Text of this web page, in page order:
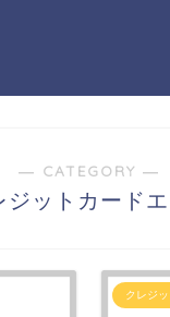
― CATEGORY ―
ジットカード
クレジ